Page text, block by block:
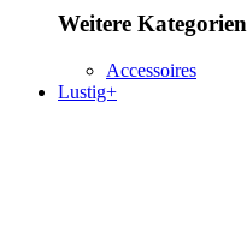
Weitere Kategorien
Accessoires
Lustig+